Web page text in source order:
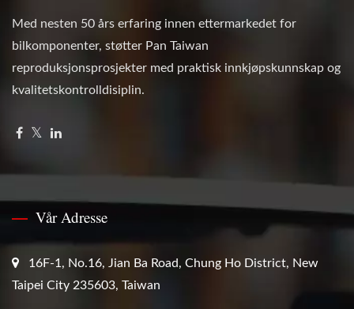
Med nesten 50 års erfaring innen ettermarkedet for
bilkomponenter, støtter Pan Taiwan
reproduksjonsprosjekter med praktisk innkjøpskunnskap og
kvalitetskontrolldisiplin.
Vår Adresse
16F-1, No.16, Jian Ba Road, Chung Ho District, New
Taipei City 235603, Taiwan